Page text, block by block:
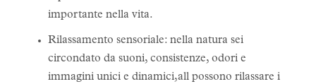
importante nella vita.
Rilassamento sensoriale: nella natura sei
circondato da suoni, consistenze, odori e
immagini unici e dinamici,all possono rilassare i